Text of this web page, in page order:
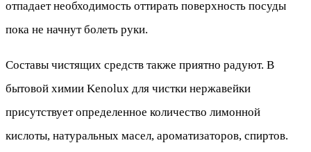
отпадает необходимость оттирать поверхность посуды
пока не начнут болеть руки.
Составы чистящих средств также приятно радуют. В
бытовой химии Kenolux для чистки нержавейки
присутствует определенное количество лимонной
кислоты, натуральных масел, ароматизаторов, спиртов.